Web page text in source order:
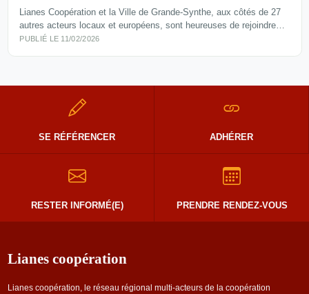
Lianes Coopération et la Ville de Grande-Synthe, aux côtés de 27
autres acteurs locaux et européens, sont heureuses de rejoindre…
PUBLIÉ LE 11/02/2026
SE RÉFÉRENCER ADHÉRER
RESTER INFORMÉ(E) PRENDRE RENDEZ-VOUS
Lianes coopération
Lianes coopération, le réseau régional multi-acteurs de la coopération